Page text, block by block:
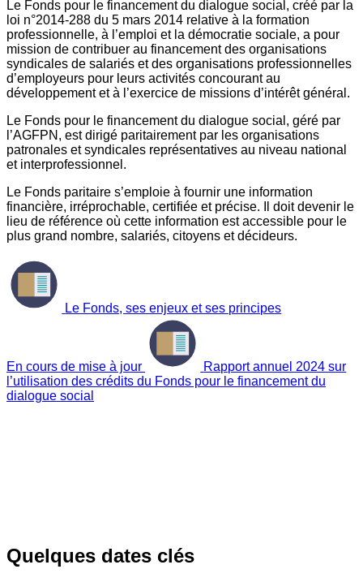
Le Fonds pour le financement du dialogue social, créé par la
loi n°2014-288 du 5 mars 2014 relative à la formation
professionnelle, à l’emploi et la démocratie sociale, a pour
mission de contribuer au financement des organisations
syndicales de salariés et des organisations professionnelles
d’employeurs pour leurs activités concourant au
développement et à l’exercice de missions d’intérêt général.
Le Fonds pour le financement du dialogue social, géré par
l’AGFPN, est dirigé paritairement par les organisations
patronales et syndicales représentatives au niveau national
et interprofessionnel.
Le Fonds paritaire s’emploie à fournir une information
financière, irréprochable, certifiée et précise. Il doit devenir le
lieu de référence où cette information est accessible pour le
plus grand nombre, salariés, citoyens et décideurs.
Le Fonds, ses enjeux et ses principes
En cours de mise à jour
Rapport annuel 2024 sur
l’utilisation des crédits du Fonds pour le financement du
dialogue social
Quelques dates clés